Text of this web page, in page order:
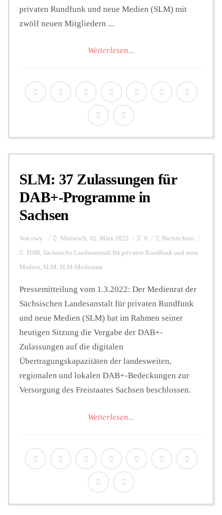
privaten Rundfunk und neue Medien (SLM) mit
zwölf neuen Mitgliedern ...
Weiterlesen...
SLM: 37 Zulassungen für
DAB+-Programme in
Sachsen
Von owy Mittwoch, 02. März 2022 0 Nachrichten
DAB, Sächsische Landesanstalt für privaten Rundfunk und neue
Medien, SLM, SLM-Medienrat
Pressemitteilung vom 1.3.2022: Der Medienrat der
Sächsischen Landesanstalt für privaten Rundfunk
und neue Medien (SLM) hat im Rahmen seiner
heutigen Sitzung die Vergabe der DAB+-
Zulassungen auf die digitalen
Übertragungskapazitäten der landesweiten,
regionalen und lokalen DAB+-Bedeckungen zur
Versorgung des Freistaates Sachsen beschlossen.
Weiterlesen...